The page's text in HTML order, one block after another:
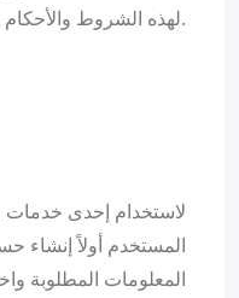
لهذه الشروط والأحكام.
لاستخدام إحدى
المستخدم أولاً إنشاء
المعلومات المطلوبة